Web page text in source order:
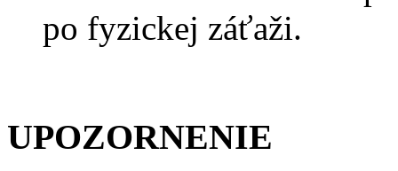
po fyzickej záťaži.
UPOZORNENIE